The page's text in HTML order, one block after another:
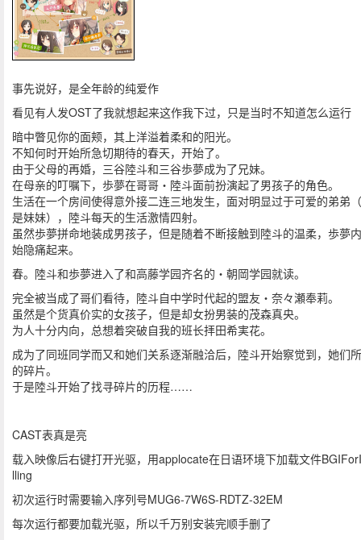
事先说好，是全年龄的纯爱作
看见有人发OST了我就想起来这作我下过，只是当时不知道怎么运行
暗中瞥见你的面颊，其上洋溢着柔和的阳光。
不知何时开始所急切期待的春天，开始了。
由于父母的再婚，三谷陸斗和三谷歩夢成为了兄妹。
在母亲的叮嘱下，歩夢在哥哥・陸斗面前扮演起了男孩子的角色。
生活在一个房间使得意外接二连三地发生，面对明显过于可爱的弟弟
是妹妹），陸斗每天的生活激情四射。
虽然歩夢拼命地装成男孩子，但是随着不断接触到陸斗的温柔，歩夢
始隐痛起来。
春。陸斗和歩夢进入了和高藤学园齐名的・朝岡学园就读。
完全被当成了哥们看待，陸斗自中学时代起的盟友・奈々瀬奉莉。
虽然是个货真价实的女孩子，但是却女扮男装的茂森真央。
为人十分内向，总想着突破自我的班长拝田希実花。
成为了同班同学而又和她们关系逐渐融洽后，陸斗开始察觉到，她们
的碎片。
于是陸斗开始了找寻碎片的历程……
CAST表真是亮
载入映像后右键打开光驱，用applocate在日语环境下加载文件
lling
初次运行时需要输入序列号MUG6-7W6S-RDTZ-32EM
每次运行都要加载光驱，所以千万别安装完顺手删了